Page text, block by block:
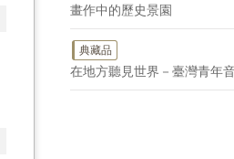
畫作中的歷史景園
典藏品
在地方聽見世界－臺灣青年